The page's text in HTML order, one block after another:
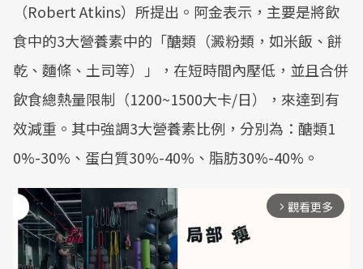
（Robert Atkins）所提出。阿金表示，主要是將飲
食中的3大營養素中的「醣類（澱粉類，如米飯、餅
乾、麵條、土司等）」，在短時間內壓低，並且合併
飲食總熱量限制（1200~1500大卡/日），來達到有
效減重。其中強調3大營養素比例，分別為：醣類1
0%-30%、蛋白質30%-40%、脂肪30%-40%。
arrow_forward_ios 觀看更多